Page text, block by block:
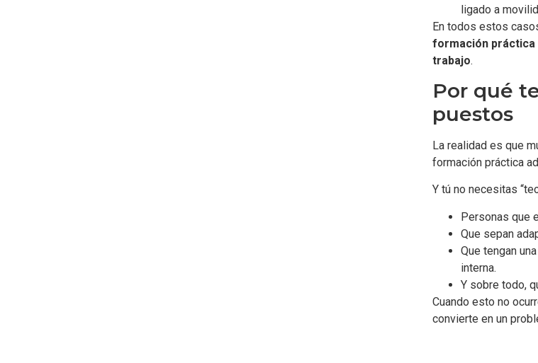
ligado a
En todos estos
formación práctica
trabajo.
Por qué
puestos
La realidad es que
formación práctica
Y tú no necesitas
Personas que
Que sepan
Que tengan
interna.
Y sobre todo,
Cuando esto no
convierte en un